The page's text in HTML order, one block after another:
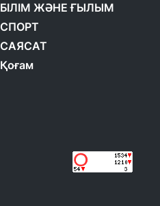
БІЛІМ ЖӘНЕ ҒЫЛЫМ
СПОРТ
САЯСАТ
Қоғам